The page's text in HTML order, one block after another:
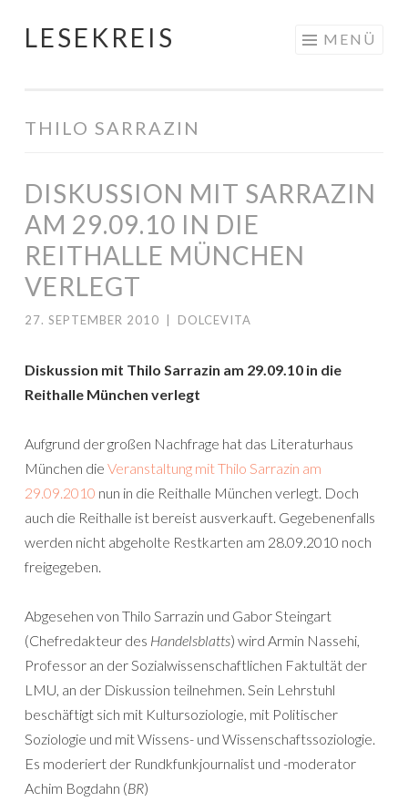
Springe
LESEKREIS MENÜ
THILO SARRAZIN
DISKUSSION MIT SARRAZIN
AM 29.09.10 IN DIE
REITHALLE MÜNCHEN
VERLEGT
27. SEPTEMBER 2010 DOLCEVITA
Diskussion mit Thilo Sarrazin am 29.09.10 in die
Reithalle München verlegt
Aufgrund der großen Nachfrage hat das Literaturhaus
München die Veranstaltung mit Thilo Sarrazin am
29.09.2010 nun in die Reithalle München verlegt. Doch
auch die Reithalle ist bereist ausverkauft. Gegebenenfalls
werden nicht abgeholte Restkarten am 28.09.2010 noch
freigegeben.
Abgesehen von Thilo Sarrazin und Gabor Steingart
(Chefredakteur des Handelsblatts) wird Armin Nassehi,
Professor an der Sozialwissenschaftlichen Faktultät der
LMU, an der Diskussion teilnehmen. Sein Lehrstuhl
beschäftigt sich mit Kultursoziologie, mit Politischer
Soziologie und mit Wissens- und Wissenschaftssoziologie.
Es moderiert der Rundkfunkjournalist und -moderator
Achim Bogdahn (BR)